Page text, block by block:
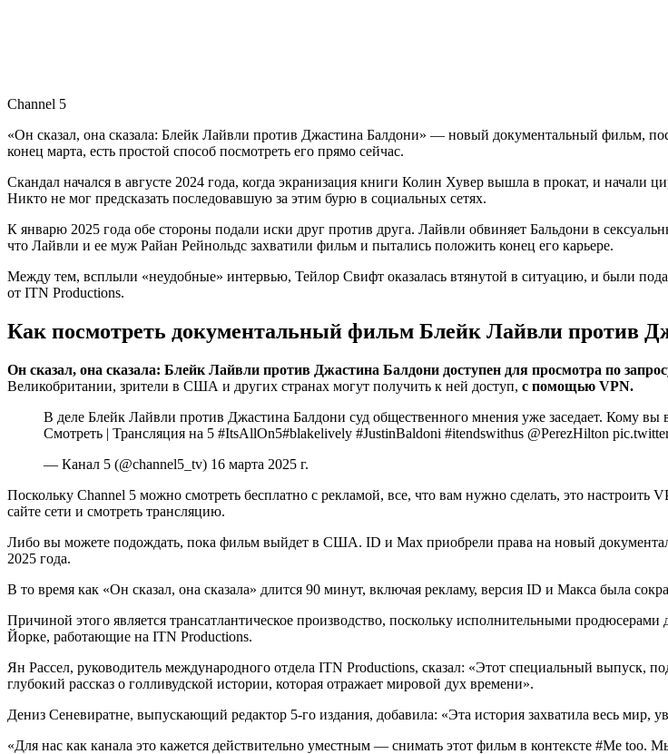
Channel 5
«Он сказал, она сказала: Блейк Лайвли против Джастина Балдони» — новый документальный фильм,
конец марта, есть простой способ посмотреть его прямо сейчас.
Скандал начался в августе 2024 года, когда экранизация книги Колин Хувер вышла в прокат, и начали
Никто не мог предсказать последовавшую за этим бурю в социальных сетях.
К январю 2025 года обе стороны подали иски друг против друга. Лайвли обвиняет Бальдони в
что Лайвли и ее муж Райан Рейнольдс захватили фильм и пытались положить конец его карьере.
Между тем, всплыли «неудобные» интервью, Тейлор Свифт оказалась втянутой в ситуацию, и были
от ITN Productions.
Как посмотреть документальный фильм Блейк Лайвли против
Он сказал, она сказала: Блейк Лайвли против Джастина Балдони доступен для просмотра по
Великобритании, зрители в США и других странах могут получить к ней доступ, с помощью VPN.
В деле Блейк Лайвли против Джастина Балдони суд общественного мнения уже заседает. Кому вы
Смотреть | Трансляция на 5 #ItsAllOn5#blakelively #JustinBaldoni #itendswithus @PerezHilton
— Канал 5 (@channel5_tv) 16 марта 2025 г.
Поскольку Channel 5 можно смотреть бесплатно с рекламой, все, что вам нужно сделать, это настроить
сайте сети и смотреть трансляцию.
Либо вы можете подождать, пока фильм выйдет в США. ID и Max приобрели права на новый
2025 года.
В то время как «Он сказал, она сказала» длится 90 минут, включая рекламу, версия ID и Макса была
Причиной этого является трансатлантическое производство, поскольку исполнительными
Йорке, работающие на ITN Productions.
Ян Рассел, руководитель международного отдела ITN Productions, сказал: «Этот специальный выпуск,
глубокий рассказ о голливудской истории, которая отражает мировой дух времени».
Дениз Сеневиратне, выпускающий редактор 5-го издания, добавила: «Эта история захватила весь мир,
«Для нас как канала это кажется действительно уместным — снимать этот фильм в контексте #Me too.